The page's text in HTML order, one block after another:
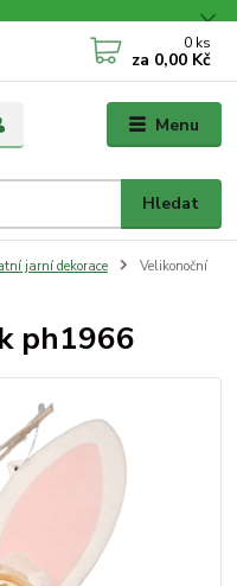
Menu
Hledat
0 ks
za 0,00 Kč
jarní dekorace
Velikonoční
ph1966